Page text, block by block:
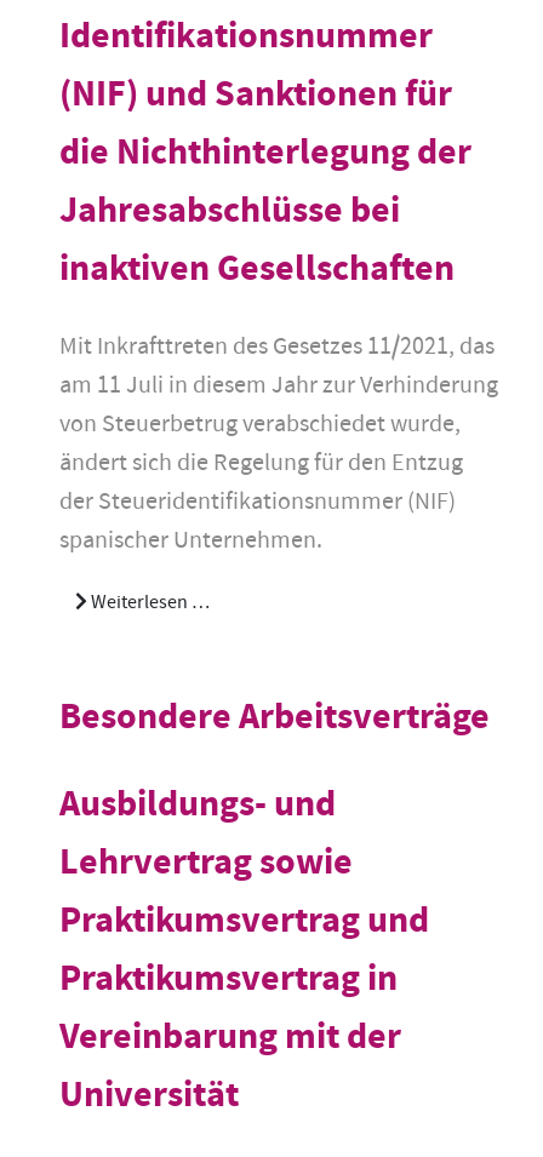
Identifikationsnummer
(NIF) und Sanktionen für
die Nichthinterlegung der
Jahresabschlüsse bei
inaktiven Gesellschaften
Mit Inkrafttreten des Gesetzes 11/2021, das
am 11 Juli in diesem Jahr zur Verhinderung
von Steuerbetrug verabschiedet wurde,
ändert sich die Regelung für den Entzug
der Steueridentifikationsnummer (NIF)
spanischer Unternehmen.
Weiterlesen …
Besondere Arbeitsverträge
Ausbildungs- und
Lehrvertrag sowie
Praktikumsvertrag und
Praktikumsvertrag in
Vereinbarung mit der
Universität